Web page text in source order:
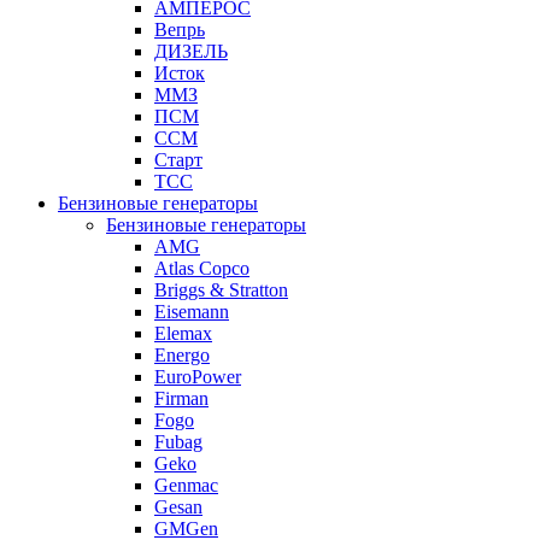
АМПЕРОС
Вепрь
ДИЗЕЛЬ
Исток
ММЗ
ПСМ
ССМ
Старт
ТСС
Бензиновые генераторы
Бензиновые генераторы
AMG
Atlas Copco
Briggs & Stratton
Eisemann
Elemax
Energo
EuroPower
Firman
Fogo
Fubag
Geko
Genmac
Gesan
GMGen